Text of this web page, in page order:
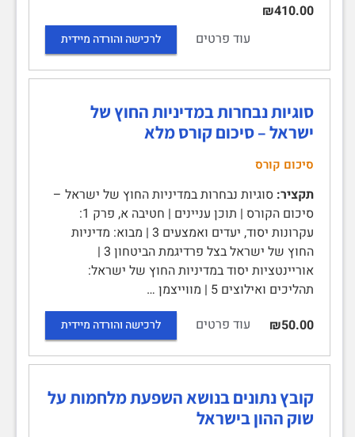
₪410.00
עוד פרטים
לרכישה והורדה מיידית
סוגיות נבחרות במדיניות החוץ של
ישראל – סיכום קורס מלא
סיכום קורס
תקציר: סוגיות נבחרות במדיניות החוץ של ישראל –
סיכום הקורס | תוכן עניינים | חטיבה א, פרק 1:
עקרונות יסוד, יעדים ואמצעים 3 | מבוא: מדיניות
החוץ של ישראל בצל פרדיגמת הביטחון 3 |
אוריינטציות יסוד במדיניות החוץ של ישראל:
תהליכים ואילוצים 5 | מווייצמן …
₪50.00
עוד פרטים לרכישה והורדה מיידית
קובץ נתונים בנושא השפעת מלחמות על
שוק ההון בישראל